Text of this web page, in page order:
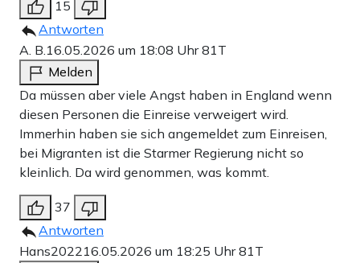
15
Antworten
A. B. 16.05.2026 um 18:08 Uhr81T
Melden
Da müssen aber viele Angst haben in England wenn
diesen Personen die Einreise verweigert wird.
Immerhin haben sie sich angemeldet zum Einreisen,
bei Migranten ist die Starmer Regierung nicht so
kleinlich. Da wird genommen, was kommt.
37
Antworten
Hans2022 16.05.2026 um 18:25 Uhr81T